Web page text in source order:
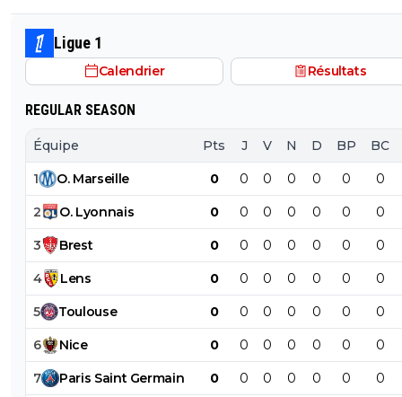
Ligue 1
Calendrier Résultats
REGULAR SEASON
Équipe Pts J V N D BP BC
1 O. Marseille 0 0 0 0 0 0 0
2 O. Lyonnais 0 0 0 0 0 0 0
3 Brest 0 0 0 0 0 0 0
4 Lens 0 0 0 0 0 0 0
5 Toulouse 0 0 0 0 0 0 0
6 Nice 0 0 0 0 0 0 0
7 Paris Saint Germain 0 0 0 0 0 0 0